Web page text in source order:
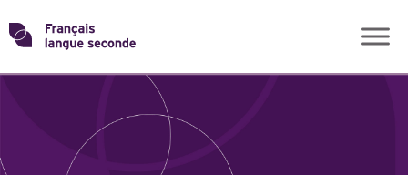
Skip
toTransformons
THÈMES